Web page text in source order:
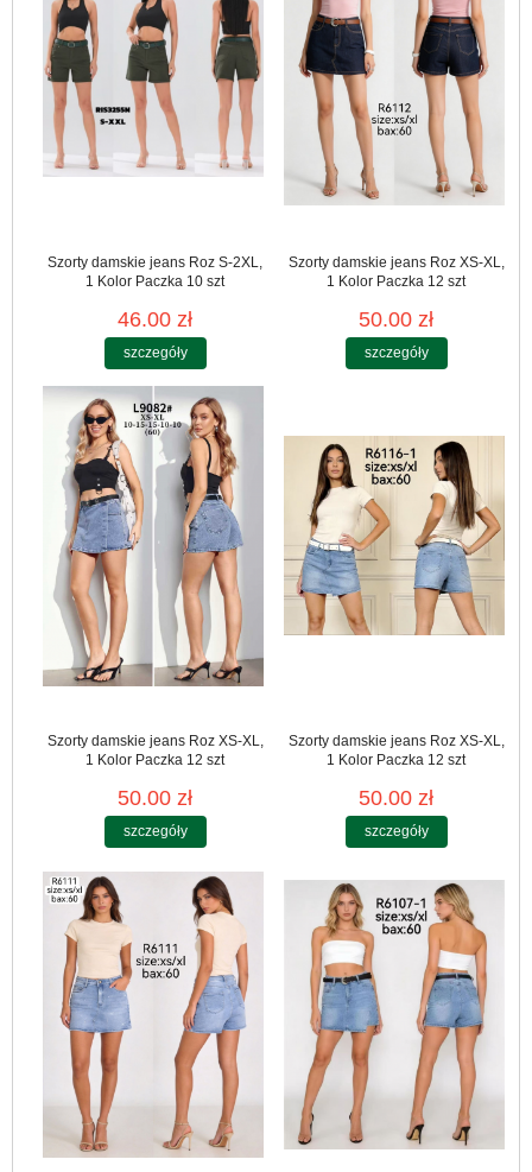
Szorty damskie jeans Roz S-2XL,
1 Kolor Paczka 10 szt
46.00 zł
szczegóły
Szorty damskie jeans Roz XS-XL,
1 Kolor Paczka 12 szt
50.00 zł
szczegóły
Szorty damskie jeans Roz XS-XL,
1 Kolor Paczka 12 szt
50.00 zł
szczegóły
Szorty damskie jeans Roz XS-XL,
1 Kolor Paczka 12 szt
50.00 zł
szczegóły